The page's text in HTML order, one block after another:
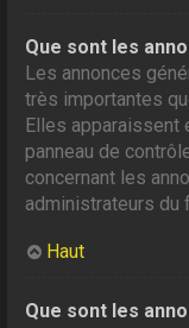
Que sont les
Les annonces
très importantes
Elles apparaissent
panneau de
concernant les
administrateurs du
Haut
Que sont les